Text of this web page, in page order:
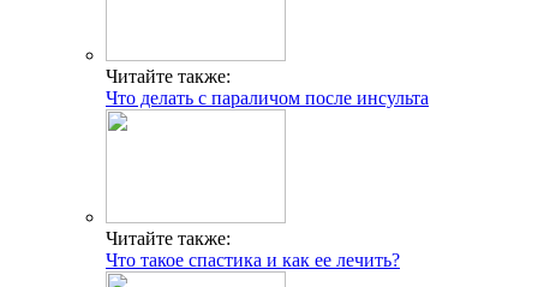
Читайте также:
Что делать с параличом после инсульта
Читайте также:
Что такое спастика и как ее лечить?